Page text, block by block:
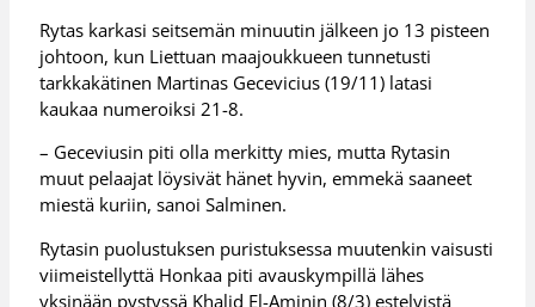
Rytas karkasi seitsemän minuutin jälkeen jo 13 pisteen
johtoon, kun Liettuan maajoukkueen tunnetusti
tarkkakätinen Martinas Gecevicius (19/11) latasi
kaukaa numeroiksi 21-8.
– Geceviusin piti olla merkitty mies, mutta Rytasin
muut pelaajat löysivät hänet hyvin, emmekä saaneet
miestä kuriin, sanoi Salminen.
Rytasin puolustuksen puristuksessa muutenkin vaisusti
viimeistellyttä Honkaa piti avauskympillä lähes
yksinään pystyssä Khalid El-Aminin (8/3) estelyistä